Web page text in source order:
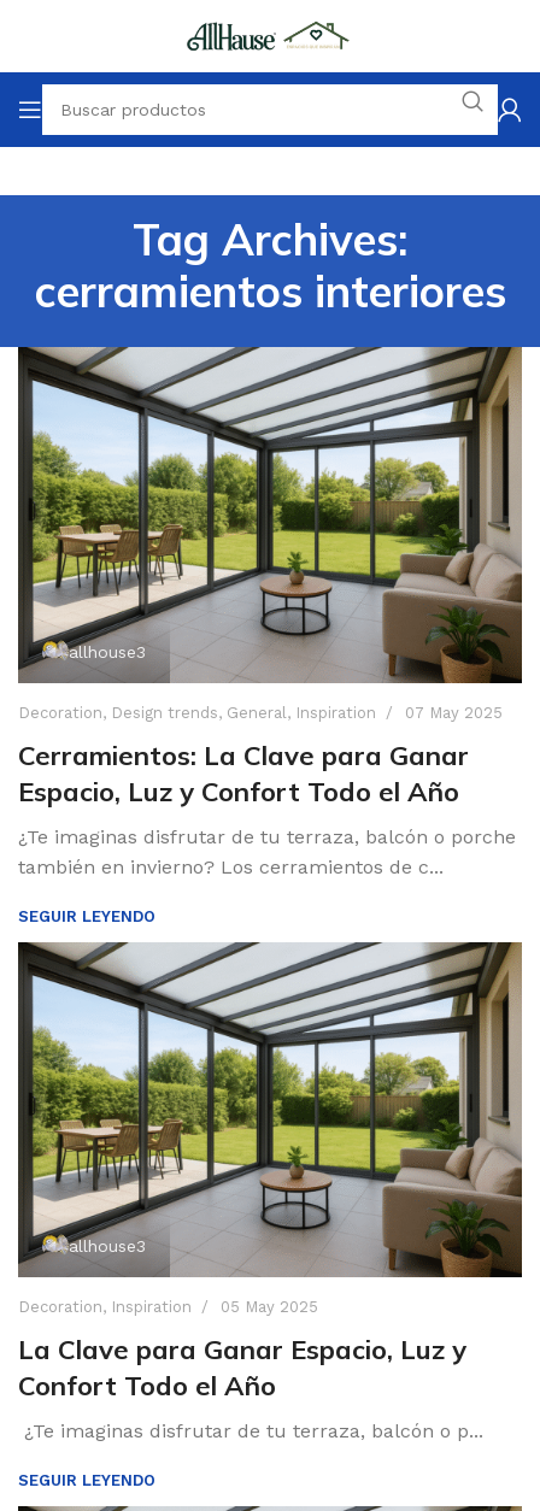
Tag Archives:
cerramientos interiores
allhouse3
Decoration, Design trends, General , Inspiration 07 May 2025
Cerramientos: La Clave para Ganar
Espacio, Luz y Confort Todo el Año
¿Te imaginas disfrutar de tu terraza, balcón o porche
también en invierno? Los cerramientos de c...
SEGUIR LEYENDO
allhouse3
Decoration, Inspiration 05 May 2025
La Clave para Ganar Espacio, Luz y
Confort Todo el Año
¿Te imaginas disfrutar de tu terraza, balcón o p...
SEGUIR LEYENDO